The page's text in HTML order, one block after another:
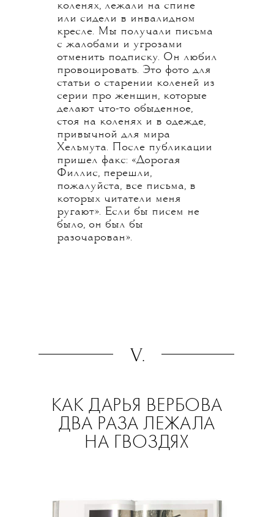
коленях, лежали на спине
или сидели в инвалидном
кресле. Мы получали письма
с жалобами и угрозами
отменить подписку. Он любил
провоцировать. Это фото для
статьи о старении коленей из
серии про женщин, которые
делают что-то обыденное,
стоя на коленях и в одежде,
привычной для мира
Хельмута. После публикации
пришел факс: «Дорогая
Филлис, перешли,
пожалуйста, все письма, в
которых читатели меня
ругают». Если бы писем не
было, он был бы
разочарован».
V.
КАК ДАРЬЯ ВЕРБОВА
ДВА РАЗА ЛЕЖАЛА
НА ГВОЗДЯХ